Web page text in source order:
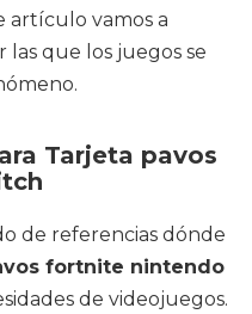
artículo vamos a
las que los juegos se
Tarjeta pavos
de referencias dónde
fortnite nintendo
de videojuegos.